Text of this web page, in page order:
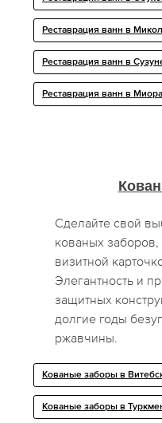
Реставрация ванн в
Реставрация ванн в
Реставрация ванн в
Сделайте свой
кованых заборов,
визитной
Элегантность и
защитных
долгие годы
ржавчины.
Кованые заборы в
Кованые заборы в